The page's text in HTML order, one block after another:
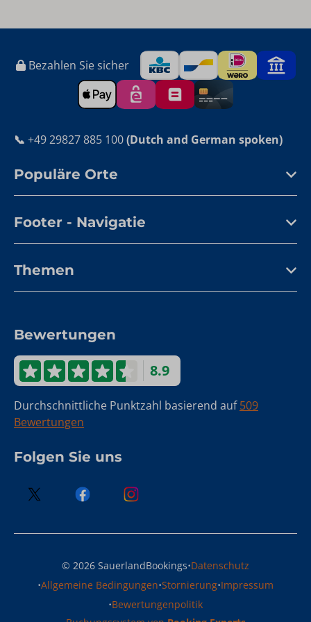
Bezahlen Sie sicher
📞 +49 29827 885 100(Dutch and German spoken)
Populäre Orte
Footer - Navigatie
Themen
Bewertungen
8.9
Durchschnittliche Punktzahl basierend auf509
Bewertungen
Folgen Sie uns
© 2026 SauerlandBookings·Datenschutz
·Allgemeine Bedingungen·Stornierung·Impressum
·Bewertungenpolitik